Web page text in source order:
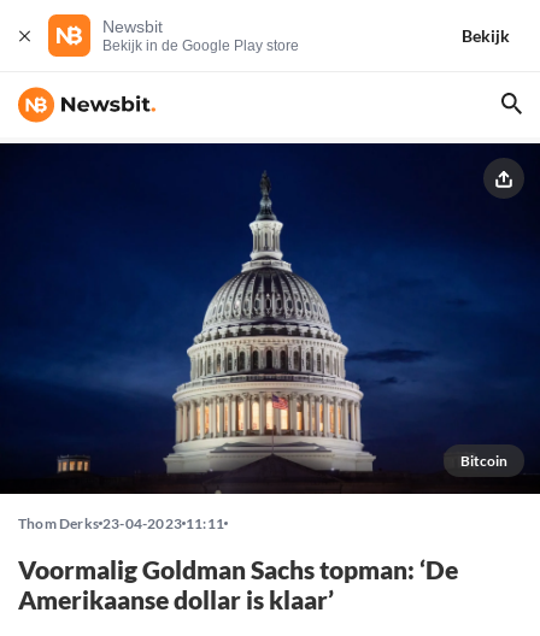
Newsbit
Bekijk in de Google Play store
Bekijk
Bitcoin
Thom Derks 23-04-2023 11:11
Voormalig Goldman Sachs topman: ‘De
Amerikaanse dollar is klaar’